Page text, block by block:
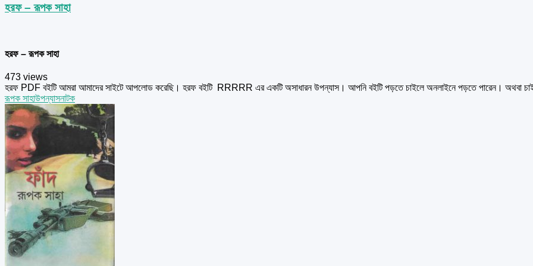
হরফ – রূপক সাহা
হরফ – রূপক সাহা
473 views
হরফ PDF বইটি আমরা আমাদের সাইটে আপলোড করেছি। হরফ বইটি RRRRR এর একটি অসাধারন উপন্যাস। আপনি বইটি পড়তে চাইলে অনলাইনে পড়তে পারেন। অথবা
রূপক সাহাউপন্যাসনাটক